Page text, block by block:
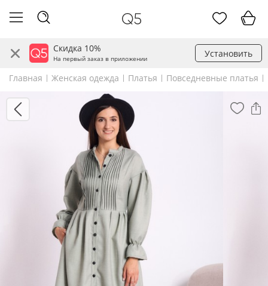
Скидка 10%
На первый заказ в приложении Установить
Главная Женская одежда Платья Повседневные платья